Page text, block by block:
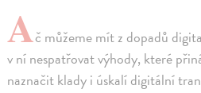
Ač můžeme mít z dopadů
v ní nespatřovat výhody, které
naznačit klady i úskalí digitální